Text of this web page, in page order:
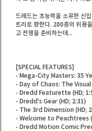
드레드는 초능력을 소유한 신
트리로 향한다. 200층의 위용
고 전쟁을 준비하는데...
[SPECIAL FEATURES]
- Mega-City Masters: 35
- Day of Chaos: The
- Dredd Featurette (HD;
- Dredd's Gear (HD; 2:31)
- The 3rd Dimension (HD;
- Welcome to Peachtrees
- Dredd Motion Comic